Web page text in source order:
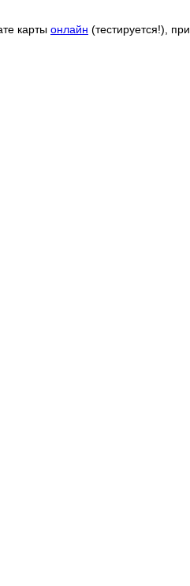
карты онлайн (тестируется!), при